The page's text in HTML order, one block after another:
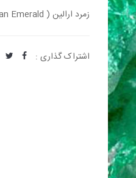
زمرد ارالین ( Uralian Emerald )
اشتراک گذاری :